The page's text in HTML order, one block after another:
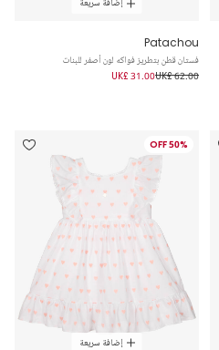
إضافة سريعة
Patachou
فستان قطن بتطريز فواكه لون أصفر للبنات
UK£ 62.00
UK£ 31.00
50% OFF
إضافة سريعة